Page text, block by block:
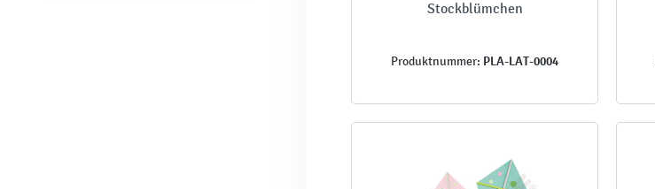
Stockblümchen
Produktnummer: PLA-LAT-0004